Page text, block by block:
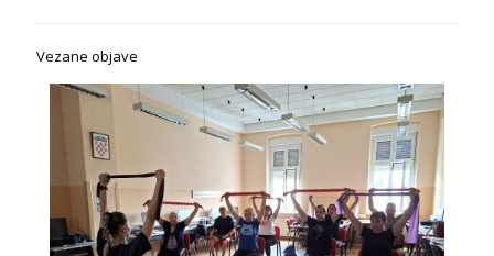
Vezane objave